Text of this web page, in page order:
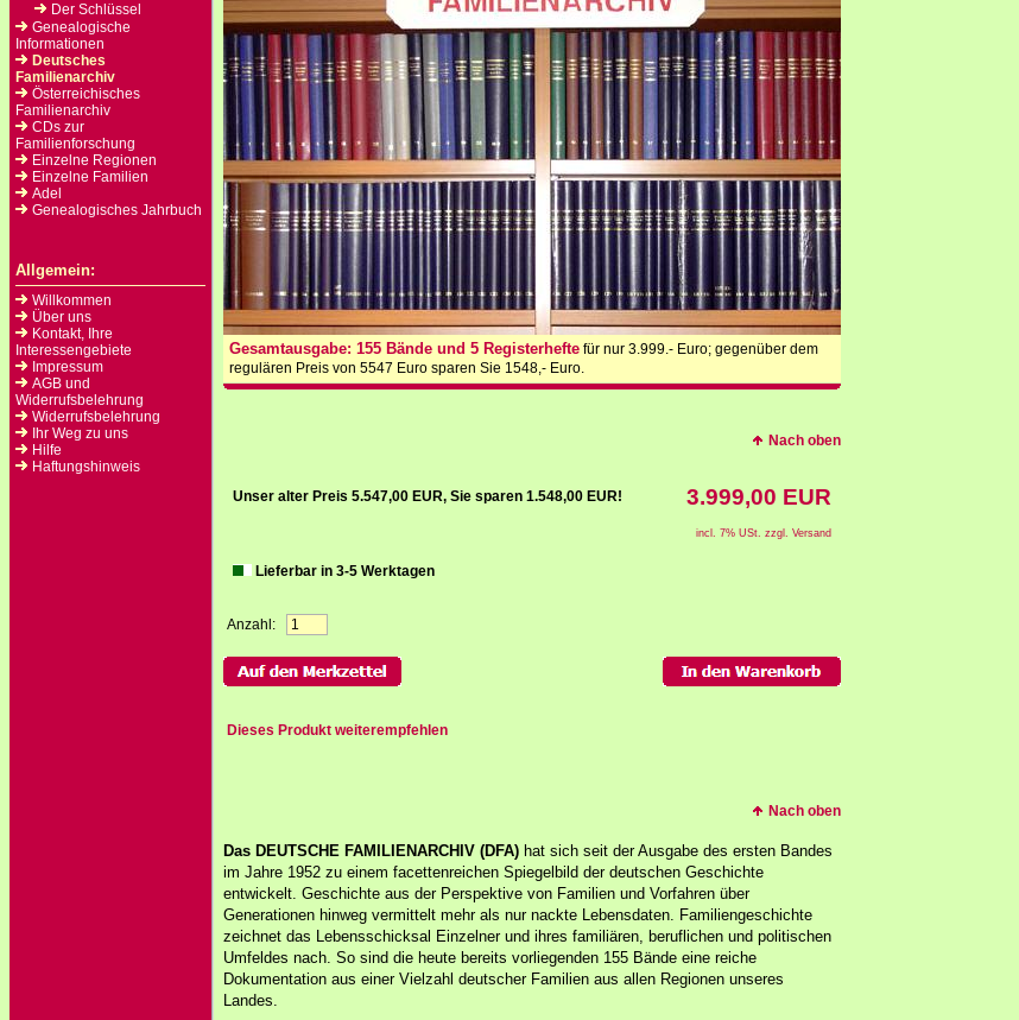
Der Schlüssel
Genealogische
Informationen
Deutsches
Familienarchiv
Österreichisches
Familienarchiv
CDs zur
Familienforschung
Einzelne Regionen
Einzelne Familien
Adel
Genealogisches Jahrbuch
Allgemein:
Willkommen
Über uns
Kontakt, Ihre
Interessengebiete
Impressum
AGB und
Widerrufsbelehrung
Widerrufsbelehrung
Ihr Weg zu uns
Hilfe
Haftungshinweis
Gesamtausgabe: 155 Bände und 5 Registerhefte für nur 3.999.- Euro; gegenüber dem
regulären Preis von 5547 Euro sparen Sie 1548,- Euro.
Nach oben
Unser alter Preis 5.547,00 EUR, Sie sparen 1.548,00 EUR! 3.999,00 EUR
incl. 7% USt. zzgl. Versand
Lieferbar in 3-5 Werktagen
Anzahl:
Dieses Produkt weiterempfehlen
Nach oben
Das DEUTSCHE FAMILIENARCHIV (DFA) hat sich seit der Ausgabe des ersten Bandes
im Jahre 1952 zu einem facettenreichen Spiegelbild der deutschen Geschichte
entwickelt. Geschichte aus der Perspektive von Familien und Vorfahren über
Generationen hinweg vermittelt mehr als nur nackte Lebensdaten. Familiengeschichte
zeichnet das Lebensschicksal Einzelner und ihres familiären, beruflichen und politischen
Umfeldes nach. So sind die heute bereits vorliegenden 155 Bände eine reiche
Dokumentation aus einer Vielzahl deutscher Familien aus allen Regionen unseres
Landes.